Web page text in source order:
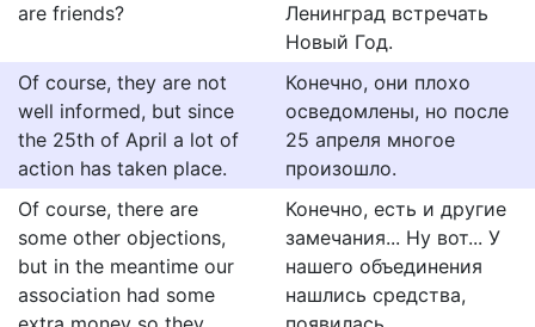
are friends?
Ленинград встречать
Новый Год.
Of course, they are not
well informed, but since
the 25th of April a lot of
action has taken place.
Конечно, они плохо
осведомлены, но после
25 апреля многое
произошло.
Of course, there are
some other objections,
but in the meantime our
association had some
Конечно, есть и другие
замечания... Ну вот... У
нашего объединения
нашлись средства,